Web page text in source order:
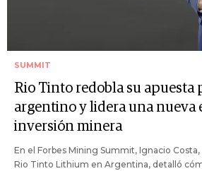
SUMMIT
Rio Tinto redobla su apuesta
argentino y lidera una nueva
inversión minera
En el Forbes Mining Summit, Ignacio
Rio Tinto Lithium en Argentina, detalló